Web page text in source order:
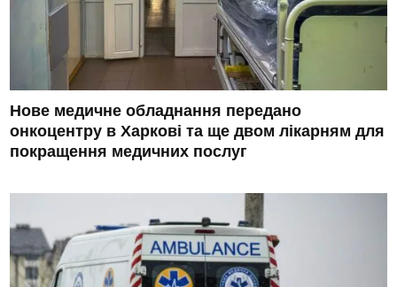
Нове медичне обладнання передано
онкоцентру в Харкові та ще двом лікарням для
покращення медичних послуг